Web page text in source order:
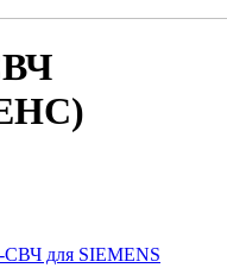
СВЧ для SIEMENS